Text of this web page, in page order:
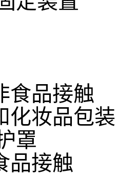
食品接触
化妆品包装
罩
品接触